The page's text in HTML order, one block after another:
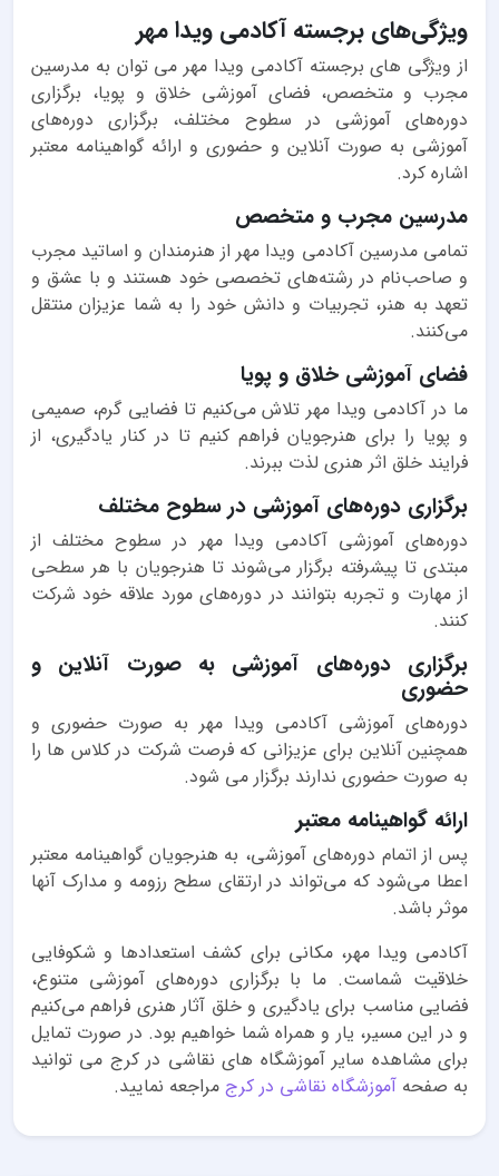
ویژگی‌های برجسته آکادمی ویدا مهر
از ویژگی های برجسته آکادمی ویدا مهر می توان به مدرسین
مجرب و متخصص، فضای آموزشی خلاق و پویا، برگزاری
دوره‌های آموزشی در سطوح مختلف، برگزاری دوره‌های
آموزشی به صورت آنلاین و حضوری و ارائه گواهینامه معتبر
اشاره کرد.
مدرسین مجرب و متخصص
تمامی مدرسین آکادمی ویدا مهر از هنرمندان و اساتید مجرب
و صاحب‌نام در رشته‌های تخصصی خود هستند و با عشق و
تعهد به هنر، تجربیات و دانش خود را به شما عزیزان منتقل
می‌کنند.
فضای آموزشی خلاق و پویا
ما در آکادمی ویدا مهر تلاش می‌کنیم تا فضایی گرم، صمیمی
و پویا را برای هنرجویان فراهم کنیم تا در کنار یادگیری، از
فرایند خلق اثر هنری لذت ببرند.
برگزاری دوره‌های آموزشی در سطوح مختلف
دوره‌های آموزشی آکادمی ویدا مهر در سطوح مختلف از
مبتدی تا پیشرفته برگزار می‌شوند تا هنرجویان با هر سطحی
از مهارت و تجربه بتوانند در دوره‌های مورد علاقه خود شرکت
کنند.
برگزاری دوره‌های آموزشی به صورت آنلاین و
حضوری
دوره‌های آموزشی آکادمی ویدا مهر به صورت حضوری و
همچنین آنلاین برای عزیزانی که فرصت شرکت در کلاس ها را
به صورت حضوری ندارند برگزار می شود.
ارائه گواهینامه معتبر
پس از اتمام دوره‌های آموزشی، به هنرجویان گواهینامه معتبر
اعطا می‌شود که می‌تواند در ارتقای سطح رزومه و مدارک آنها
موثر باشد.
آکادمی ویدا مهر، مکانی برای کشف استعدادها و شکوفایی
خلاقیت شماست. ما با برگزاری دوره‌های آموزشی متنوع،
فضایی مناسب برای یادگیری و خلق آثار هنری فراهم می‌کنیم
و در این مسیر، یار و همراه شما خواهیم بود. در صورت تمایل
برای مشاهده سایر آموزشگاه های نقاشی در کرج می توانید
به صفحه آموزشگاه نقاشی در کرج مراجعه نمایید.